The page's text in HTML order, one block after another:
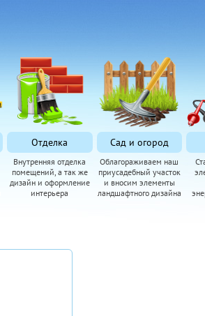
Отделка
Внутренняя отделка
помещений, а так же
дизайн и оформление
интерьера
Сад и огород
Облагораживаем наш
приусадебный участок
и вносим элементы
ландшафтного дизайна